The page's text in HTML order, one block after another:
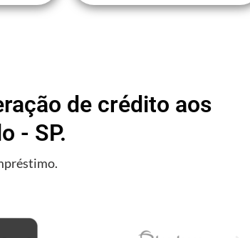
de crédito aos
- SP.